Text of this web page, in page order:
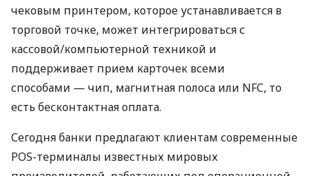
чековым принтером, которое устанавливается в
торговой точке, может интегрироваться с
кассовой/компьютерной техникой и
поддерживает прием карточек всеми
способами — чип, магнитная полоса или NFC, то
есть бесконтактная оплата.
Сегодня банки предлагают клиентам современные
POS-терминалы известных мировых